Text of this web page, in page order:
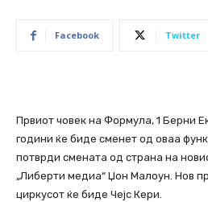
Facebook Twitter
Првиот човек на Формула, 1 Берни
години ќе биде сменет од оваа
потврди смената од страна на
„Либерти медиа“ Џон Малоун. Нов
циркусот ќе биде Чејс Кери.